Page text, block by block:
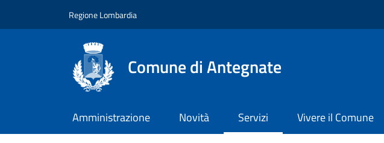
Regione Lombardia
Comune di Antegnate
Amministrazione Novità Servizi Vivere il Comune